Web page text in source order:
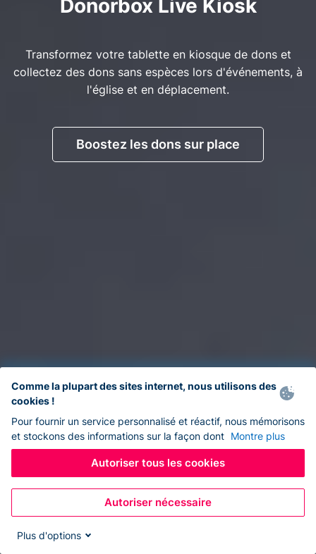
Donorbox Live Kiosk
Transformez votre tablette en kiosque de dons et
collectez des dons sans espèces lors d'événements, à
l'église et en déplacement.
Boostez les dons sur place
Comme la plupart des sites internet, nous utilisons des
cookies !
Pour fournir un service personnalisé et réactif, nous mémorisons
et stockons des informations sur la façon dont Montre plus
Autoriser tous les cookies
Autoriser nécessaire
Plus d'options